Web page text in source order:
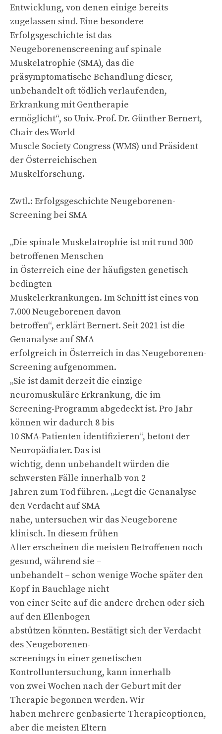
Entwicklung, von denen einige bereits
zugelassen sind. Eine besondere
Erfolgsgeschichte ist das
Neugeborenenscreening auf spinale
Muskelatrophie (SMA), das die
präsymptomatische Behandlung dieser,
unbehandelt oft tödlich verlaufenden,
Erkrankung mit Gentherapie
ermöglicht“, so Univ.-Prof. Dr. Günther Bernert,
Chair des World
Muscle Society Congress (WMS) und Präsident
der Österreichischen
Muskelforschung.
Zwtl.: Erfolgsgeschichte Neugeborenen-
Screening bei SMA
„Die spinale Muskelatrophie ist mit rund 300
betroffenen Menschen
in Österreich eine der häufigsten genetisch
bedingten
Muskelerkrankungen. Im Schnitt ist eines von
7.000 Neugeborenen davon
betroffen“, erklärt Bernert. Seit 2021 ist die
Genanalyse auf SMA
erfolgreich in Österreich in das Neugeborenen-
Screening aufgenommen.
„Sie ist damit derzeit die einzige
neuromuskuläre Erkrankung, die im
Screening-Programm abgedeckt ist. Pro Jahr
können wir dadurch 8 bis
10 SMA-Patienten identifizieren“, betont der
Neuropädiater. Das ist
wichtig, denn unbehandelt würden die
schwersten Fälle innerhalb von 2
Jahren zum Tod führen. „Legt die Genanalyse
den Verdacht auf SMA
nahe, untersuchen wir das Neugeborene
klinisch. In diesem frühen
Alter erscheinen die meisten Betroffenen noch
gesund, während sie –
unbehandelt – schon wenige Woche später den
Kopf in Bauchlage nicht
von einer Seite auf die andere drehen oder sich
auf den Ellenbogen
abstützen könnten. Bestätigt sich der Verdacht
des Neugeborenen-
screenings in einer genetischen
Kontrolluntersuchung, kann innerhalb
von zwei Wochen nach der Geburt mit der
Therapie begonnen werden. Wir
haben mehrere genbasierte Therapieoptionen,
aber die meisten Eltern